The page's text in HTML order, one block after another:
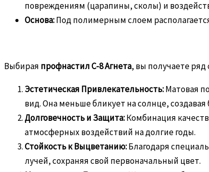
повреждениям (царапины, сколы) и
Основа:Под полимерным слоем
Выбирая профнастил С-8 Агнета, вы получаете
Эстетическая Привлекательность:Матовая
вид. Она меньше бликует на солнце,
Долговечность и Защита:Комбинация
атмосферных воздействий на долгие годы.
Стойкость к Выцветанию:Благодаря
лучей, сохраняя свой первоначальный цвет.